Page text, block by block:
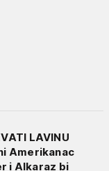
LAVINU
Amerikanac
i Alkaraz bi